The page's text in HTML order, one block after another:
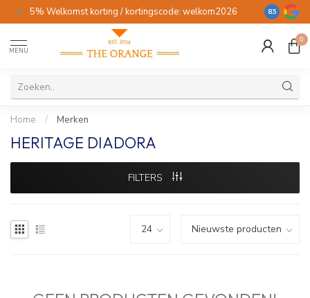
5% Welkomst korting / kortingscode: welkom2026 Gratis
8.5
MENU
0
Home / Merken
HERITAGE DIADORA
FILTERS